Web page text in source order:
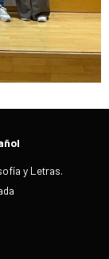
y Letras.